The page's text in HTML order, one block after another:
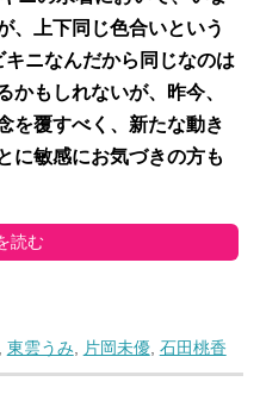
、上下同じ色合いという
ニなんだから同じなのは
かもしれないが、昨今、
を覆すべく、新たな動き
敏感にお気づきの方も
読む
東雲うみ, 片岡未優, 石田桃香